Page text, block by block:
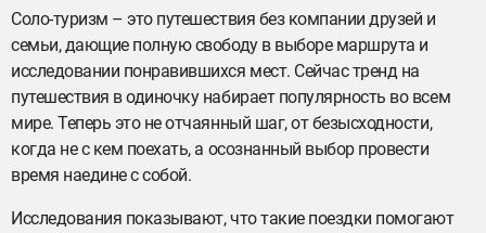
Соло-туризм – это путешествия без компании друзей и
семьи, дающие полную свободу в выборе маршрута и
исследовании понравившихся мест. Сейчас тренд на
путешествия в одиночку набирает популярность во всем
мире. Теперь это не отчаянный шаг, от безысходности,
когда не с кем поехать, а осознанный выбор провести
время наедине с собой.
Исследования показывают, что такие поездки помогают